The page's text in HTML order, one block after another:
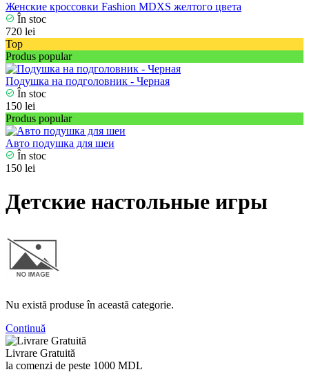
Женские кроссовки Fashion MDXS желтого цвета
În stoc
720 lei
Top
Produs popular
Подушка на подголовник - Черная
În stoc
150 lei
Produs popular
Авто подушка для шеи
În stoc
150 lei
Детские настольные игры
Nu există produse în această categorie.
Continuă
Livrare Gratuită
la comenzi de peste 1000 MDL